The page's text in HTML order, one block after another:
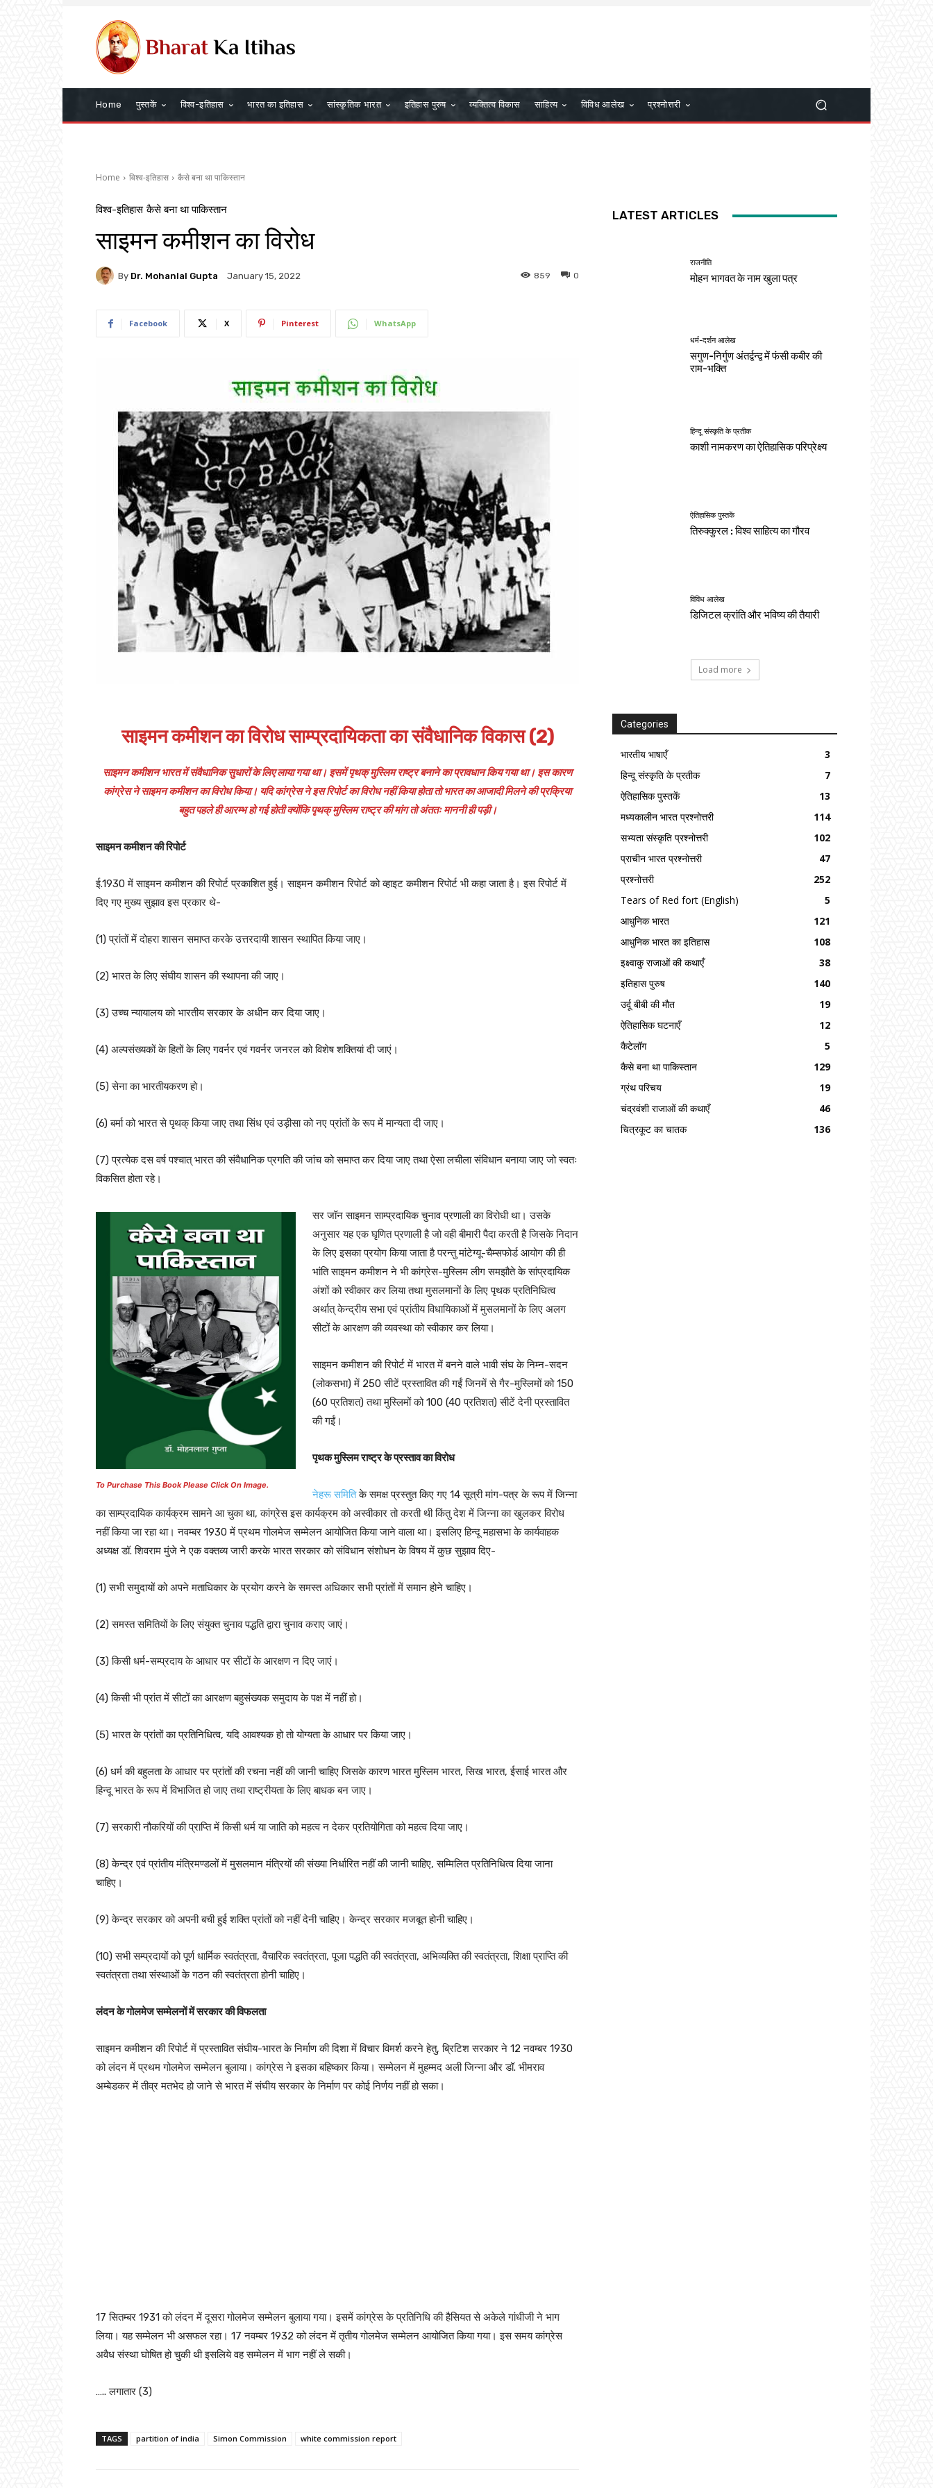
Home पुस्तकें विश्व-इतिहास भारत का इतिहास सांस्कृतिक भारत इतिहास पुरुष व्यक्तित्व विकास साहित्य विविध आलेख प्रश्नोत्तरी
Home विश्व-इतिहास कैसे बना था पाकिस्तान
विश्व-इतिहास कैसे बना था पाकिस्तान
साइमन कमीशन का विरोध
By Dr. Mohanlal Gupta January 15, 2022 0
859
Facebook X Pinterest WhatsApp
साइमन कमीशन का विरोध साम्प्रदायिकता का संवैधानिक विकास (2)
साइमन कमीशन भारत में संवैधानिक सुधारों के लिए लाया गया था। इसमें पृथक् मुस्लिम राष्ट्र बनाने का प्रावधान किय गया था। इस कारण
कांग्रेस ने साइमन कमीशन का विरोध किया। यदि कांग्रेस ने इस रिपोर्ट का विरोध नहीं किया होता तो भारत का आजादी मिलने की प्रक्रिया
बहुत पहले ही आरम्भ हो गई होती क्योंकि पृथक् मुस्लिम राष्ट्र की मांग तो अंततः माननी ही पड़ी।
साइमन कमीशन की रिपोर्ट
ई.1930 में साइमन कमीशन की रिपोर्ट प्रकाशित हुई। साइमन कमीशन रिपोर्ट को व्हाइट कमीशन रिपोर्ट भी कहा जाता है। इस रिपोर्ट में
दिए गए मुख्य सुझाव इस प्रकार थे-
(1) प्रांतों में दोहरा शासन समाप्त करके उत्तरदायी शासन स्थापित किया जाए।
(2) भारत के लिए संघीय शासन की स्थापना की जाए।
(3) उच्च न्यायालय को भारतीय सरकार के अधीन कर दिया जाए।
(4) अल्पसंख्यकों के हितों के लिए गवर्नर एवं गवर्नर जनरल को विशेष शक्तियां दी जाएं।
(5) सेना का भारतीयकरण हो।
(6) बर्मा को भारत से पृथक् किया जाए तथा सिंध एवं उड़ीसा को नए प्रांतों के रूप में मान्यता दी जाए।
(7) प्रत्येक दस वर्ष पश्चात् भारत की संवैधानिक प्रगति की जांच को समाप्त कर दिया जाए तथा ऐसा लचीला संविधान बनाया जाए जो स्वतः
विकसित होता रहे।
To Purchase This Book Please Click On Image.
सर जॉन साइमन साम्प्रदायिक चुनाव प्रणाली का विरोधी था। उसके
अनुसार यह एक घृणित प्रणाली है जो वही बीमारी पैदा करती है जिसके निदान
के लिए इसका प्रयोग किया जाता है परन्तु मांटेग्यू-चैम्सफोर्ड आयोग की ही
भांति साइमन कमीशन ने भी कांग्रेस-मुस्लिम लीग समझौते के सांप्रदायिक
अंशों को स्वीकार कर लिया तथा मुसलमानों के लिए पृथक प्रतिनिधित्व
अर्थात् केन्द्रीय सभा एवं प्रांतीय विधायिकाओं में मुसलमानों के लिए अलग
सीटों के आरक्षण की व्यवस्था को स्वीकार कर लिया।
साइमन कमीशन की रिपोर्ट में भारत में बनने वाले भावी संघ के निम्न-सदन
(लोकसभा) में 250 सीटें प्रस्तावित की गईं जिनमें से गैर-मुस्लिमों को 150
(60 प्रतिशत) तथा मुस्लिमों को 100 (40 प्रतिशत) सीटें देनी प्रस्तावित
की गईं।
पृथक मुस्लिम राष्ट्र के प्रस्ताव का विरोध
नेहरू समितिके समक्ष प्रस्तुत किए गए 14 सूत्री मांग-पत्र के रूप में जिन्ना
का साम्प्रदायिक कार्यक्रम सामने आ चुका था, कांग्रेस इस कार्यक्रम को अस्वीकार तो करती थी किंतु देश में जिन्ना का खुलकर विरोध
नहीं किया जा रहा था। नवम्बर 1930 में प्रथम गोलमेज सम्मेलन आयोजित किया जाने वाला था। इसलिए हिन्दू महासभा के कार्यवाहक
अध्यक्ष डॉ. शिवराम मुंजे ने एक वक्तव्य जारी करके भारत सरकार को संविधान संशोधन के विषय में कुछ सुझाव दिए-
(1) सभी समुदायों को अपने मताधिकार के प्रयोग करने के समस्त अधिकार सभी प्रांतों में समान होने चाहिए।
(2) समस्त समितियों के लिए संयुक्त चुनाव पद्धति द्वारा चुनाव कराए जाएं।
(3) किसी धर्म-सम्प्रदाय के आधार पर सीटों के आरक्षण न दिए जाएं।
(4) किसी भी प्रांत में सीटों का आरक्षण बहुसंख्यक समुदाय के पक्ष में नहीं हो।
(5) भारत के प्रांतों का प्रतिनिधित्व, यदि आवश्यक हो तो योग्यता के आधार पर किया जाए।
(6) धर्म की बहुलता के आधार पर प्रांतों की रचना नहीं की जानी चाहिए जिसके कारण भारत मुस्लिम भारत, सिख भारत, ईसाई भारत और
हिन्दू भारत के रूप में विभाजित हो जाए तथा राष्ट्रीयता के लिए बाधक बन जाए।
(7) सरकारी नौकरियों की प्राप्ति में किसी धर्म या जाति को महत्व न देकर प्रतियोगिता को महत्व दिया जाए।
(8) केन्द्र एवं प्रांतीय मंत्रिमण्डलों में मुसलमान मंत्रियों की संख्या निर्धारित नहीं की जानी चाहिए, सम्मिलित प्रतिनिधित्व दिया जाना
चाहिए।
(9) केन्द्र सरकार को अपनी बची हुई शक्ति प्रांतों को नहीं देनी चाहिए। केन्द्र सरकार मजबूत होनी चाहिए।
(10) सभी सम्प्रदायों को पूर्ण धार्मिक स्वतंत्रता, वैचारिक स्वतंत्रता, पूजा पद्धति की स्वतंत्रता, अभिव्यक्ति की स्वतंत्रता, शिक्षा प्राप्ति की
स्वतंत्रता तथा संस्थाओं के गठन की स्वतंत्रता होनी चाहिए।
लंदन के गोलमेज सम्मेलनों में सरकार की विफलता
साइमन कमीशन की रिपोर्ट में प्रस्तावित संघीय-भारत के निर्माण की दिशा में विचार विमर्श करने हेतु, ब्रिटिश सरकार ने 12 नवम्बर 1930
को लंदन में प्रथम गोलमेज सम्मेलन बुलाया। कांग्रेस ने इसका बहिष्कार किया। सम्मेलन में मुहम्मद अली जिन्ना और डॉ. भीमराव
अम्बेडकर में तीव्र मतभेद हो जाने से भारत में संघीय सरकार के निर्माण पर कोई निर्णय नहीं हो सका।
17 सितम्बर 1931 को लंदन में दूसरा गोलमेज सम्मेलन बुलाया गया। इसमें कांग्रेस के प्रतिनिधि की हैसियत से अकेले गांधीजी ने भाग
लिया। यह सम्मेलन भी असफल रहा। 17 नवम्बर 1932 को लंदन में तृतीय गोलमेज सम्मेलन आयोजित किया गया। इस समय कांग्रेस
अवैध संस्था घोषित हो चुकी थी इसलिये वह सम्मेलन में भाग नहीं ले सकी।
….. लगातार (3)
TAGS partition of india Simon Commission white commission report
LATEST ARTICLES
राजनीति
मोहन भागवत के नाम खुला पत्र
धर्म-दर्शन आलेख
सगुण-निर्गुण अंतर्द्वन्द्व में फंसी कबीर की
राम-भक्ति
हिन्दू संस्कृति के प्रतीक
काशी नामकरण का ऐतिहासिक परिप्रेक्ष्य
ऐतिहासिक पुस्तकें
तिरुक्कुरल : विश्व साहित्य का गौरव
विविध आलेख
डिजिटल क्रांति और भविष्य की तैयारी
Load more
Categories
भारतीय भाषाएँ
3
हिन्दू संस्कृति के प्रतीक
7
ऐतिहासिक पुस्तकें
13
मध्यकालीन भारत प्रश्नोत्तरी
114
सभ्यता संस्कृति प्रश्नोत्तरी
102
प्राचीन भारत प्रश्नोत्तरी
47
प्रश्नोत्तरी
252
Tears of Red fort (English)
5
आधुनिक भारत
121
आधुनिक भारत का इतिहास
108
इक्ष्वाकु राजाओं की कथाएँ
38
इतिहास पुरुष
140
उर्दू बीबी की मौत
19
ऐतिहासिक घटनाएँ
12
कैटेलॉग
5
कैसे बना था पाकिस्तान
129
ग्रंथ परिचय
19
चंद्रवंशी राजाओं की कथाएँ
46
चित्रकूट का चातक
136